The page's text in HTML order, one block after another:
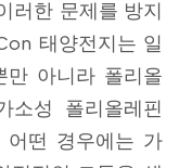
러한 문제를 방지
태양전지는 일
만 아니라 폴리올
소성 폴리올레핀
어떤 경우에는 가